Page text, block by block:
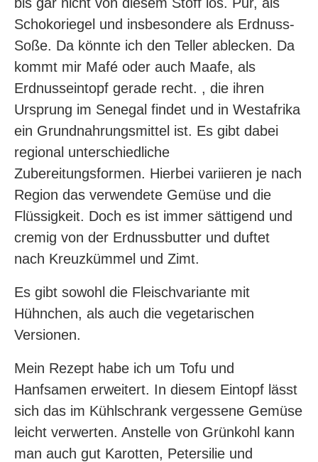
Schokoriegel und insbesondere als Erdnuss-
Soße. Da könnte ich den Teller ablecken. Da
kommt mir Mafé oder auch Maafe, als
Erdnusseintopf gerade recht. , die ihren
Ursprung im Senegal findet und in Westafrika
ein Grundnahrungsmittel ist. Es gibt dabei
regional unterschiedliche
Zubereitungsformen. Hierbei variieren je nach
Region das verwendete Gemüse und die
Flüssigkeit. Doch es ist immer sättigend und
cremig von der Erdnussbutter und duftet
nach Kreuzkümmel und Zimt.
Es gibt sowohl die Fleischvariante mit
Hühnchen, als auch die vegetarischen
Versionen.
Mein Rezept habe ich um Tofu und
Hanfsamen erweitert. In diesem Eintopf lässt
sich das im Kühlschrank vergessene Gemüse
leicht verwerten. Anstelle von Grünkohl kann
man auch gut Karotten, Petersilie und